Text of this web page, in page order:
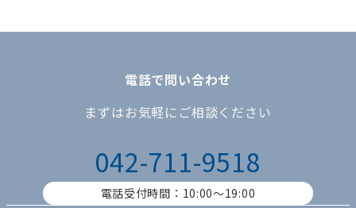
電話で問い合わせ
まずはお気軽にご相談ください
042-711-9518
電話受付時間：10:00〜19:00